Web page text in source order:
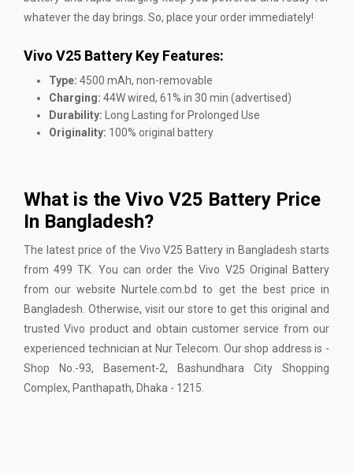
whatever the day brings. So, place your order immediately!
Vivo V25 Battery Key Features:
Type: 4500 mAh, non-removable
Charging: 44W wired, 61% in 30 min (advertised)
Durability: Long Lasting for Prolonged Use
Originality: 100% original battery
What is the Vivo V25 Battery Price
In Bangladesh?
The latest price of the Vivo V25 Battery in Bangladesh starts
from 499 TK. You can order the Vivo V25 Original Battery
from our website Nurtele.com.bd to get the best price in
Bangladesh. Otherwise, visit our store to get this original and
trusted Vivo product and obtain customer service from our
experienced technician at Nur Telecom. Our shop address is -
Shop No.-93, Basement-2, Bashundhara City Shopping
Complex, Panthapath, Dhaka - 1215.